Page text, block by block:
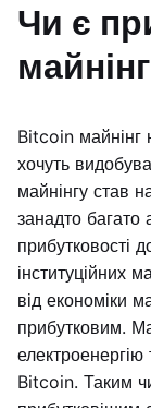
Чи є
Bitcoin майнінг
хочуть
майнінгу став
занадто багато
прибутковості
інституційних
від економіки
прибутковим.
Bitcoin. Таким